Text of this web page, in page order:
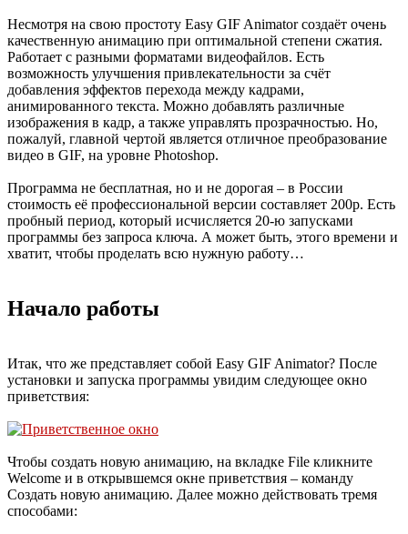
Несмотря на свою простоту Easy GIF Animator создаёт очень
качественную анимацию при оптимальной степени сжатия.
Работает с разными форматами видеофайлов. Есть
возможность улучшения привлекательности за счёт
добавления эффектов перехода между кадрами,
анимированного текста. Можно добавлять различные
изображения в кадр, а также управлять прозрачностью. Но,
пожалуй, главной чертой является отличное преобразование
видео в GIF, на уровне Photoshop.
Программа не бесплатная, но и не дорогая – в России
стоимость её профессиональной версии составляет 200р. Есть
пробный период, который исчисляется 20-ю запусками
программы без запроса ключа. А может быть, этого времени и
хватит, чтобы проделать всю нужную работу…
Начало работы
Итак, что же представляет собой Easy GIF Animator? После
установки и запуска программы увидим следующее окно
приветствия:
Чтобы создать новую анимацию, на вкладке File кликните
Welcome и в открывшемся окне приветствия – команду
Создать новую анимацию. Далее можно действовать тремя
способами: